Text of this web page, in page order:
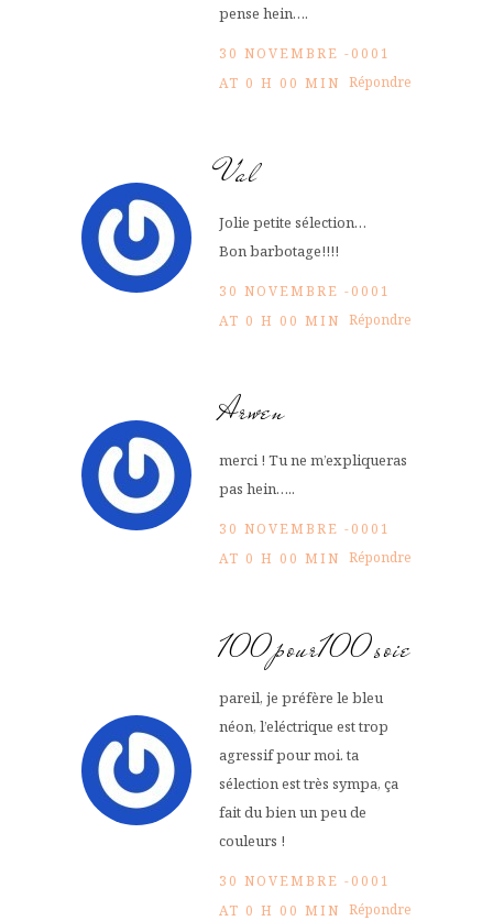
pense hein….
30 NOVEMBRE -0001
AT 0 H 00 MIN Répondre
Val
Jolie petite sélection…
Bon barbotage!!!!
30 NOVEMBRE -0001
AT 0 H 00 MIN Répondre
Arwen
merci ! Tu ne m’expliqueras
pas hein…..
30 NOVEMBRE -0001
AT 0 H 00 MIN Répondre
100pour100soie
pareil, je préfère le bleu
néon, l’eléctrique est trop
agressif pour moi. ta
sélection est très sympa, ça
fait du bien un peu de
couleurs !
30 NOVEMBRE -0001
AT 0 H 00 MIN Répondre
FLUX INSTA